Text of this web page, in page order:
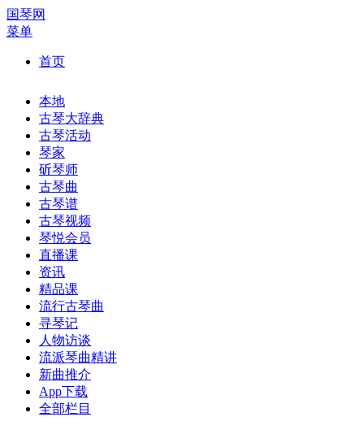
国琴网
菜单
首页
本地
古琴大辞典
古琴活动
琴家
斫琴师
古琴曲
古琴谱
古琴视频
琴悦会员
直播课
资讯
精品课
流行古琴曲
寻琴记
人物访谈
流派琴曲精讲
新曲推介
App下载
全部栏目